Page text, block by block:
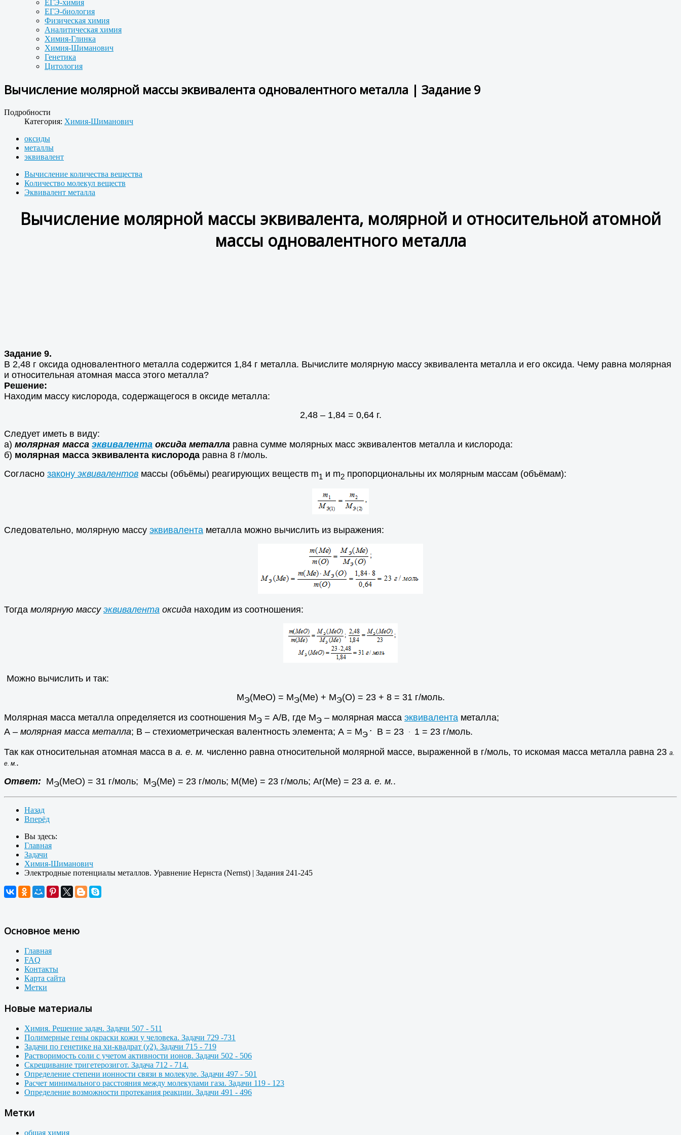
ЕГЭ-химия
ЕГЭ-биология
Физическая химия
Аналитическая химия
Химия-Глинка
Химия-Шиманович
Генетика
Цитология
Вычисление молярной массы эквивалента одновалентного металла | Задание 9
Подробности
Категория: Химия-Шиманович
оксиды
металлы
эквивалент
Вычисление количества вещества
Количество молекул веществ
Эквивалент металла
Вычисление молярной массы эквивалента, молярной и относительной атомной
массы одновалентного металла
Задание 9.
В 2,48 г оксида одновалентного металла содержится 1,84 г металла. Вычислите молярную массу эквивалента металла и его оксида. Чему равна молярная
и относительная атомная масса этого металла?
Решение:
Находим массу кислорода, содержащегося в оксиде металла:
2,48 – 1,84 = 0,64 г.
Следует иметь в виду:
а) молярная масса эквивалента оксида металла равна сумме молярных масс эквивалентов металла и кислорода:
б) молярная масса эквивалента кислорода равна 8 г/моль.
Согласно закону эквивалентов массы (объёмы) реагирующих веществ m1 и m2 пропорциональны их молярным массам (объёмам):
Следовательно, молярную массу эквивалента металла можно вычислить из выражения:
Тогда молярную массу эквивалента оксида находим из соотношения:
Можно вычислить и так:
MЭ(МеО) = MЭ(Ме) + MЭ(О) = 23 + 8 = 31 г/моль.
Молярная масса металла определяется из соотношения МЭ = А/В, где МЭ – молярная масса эквивалента металла;
А – молярная масса металла; В – стехиометрическая валентность элемента; А = МЭ
. В = 23 .
1 = 23 г/моль.
Так как относительная атомная масса в а. е. м. численно равна относительной молярной массе, выраженной в г/моль, то искомая масса металла равна 23 а.
е. м..
Ответ: МЭ(МеО) = 31 г/моль; МЭ(Ме) = 23 г/моль; М(Ме) = 23 г/моль; Ar(Ме) = 23 а. е. м..
Назад
Вперёд
Вы здесь:
Главная
Задачи
Химия-Шиманович
Электродные потенциалы металлов. Уравнение Нернста (Nernst) | Задания 241-245
Основное меню
Главная
FAQ
Контакты
Карта сайта
Метки
Новые материалы
Химия. Решение задач. Задачи 507 - 511
Полимерные гены окраски кожи у человека. Задачи 729 -731
Задачи по генетике на хи-квадрат (χ2). Задачи 715 - 719
Растворимость соли с учетом активности ионов. Задачи 502 - 506
Скрещивание тригетерозигот. Задача 712 - 714.
Определение степени ионности связи в молекуле. Задачи 497 - 501
Расчет минимального расстояния между молекулами газа. Задачи 119 - 123
Определение возможности протекания реакции. Задачи 491 - 496
Метки
общая химия